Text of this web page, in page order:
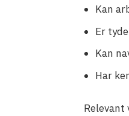
Kan
Er
Kan
Har